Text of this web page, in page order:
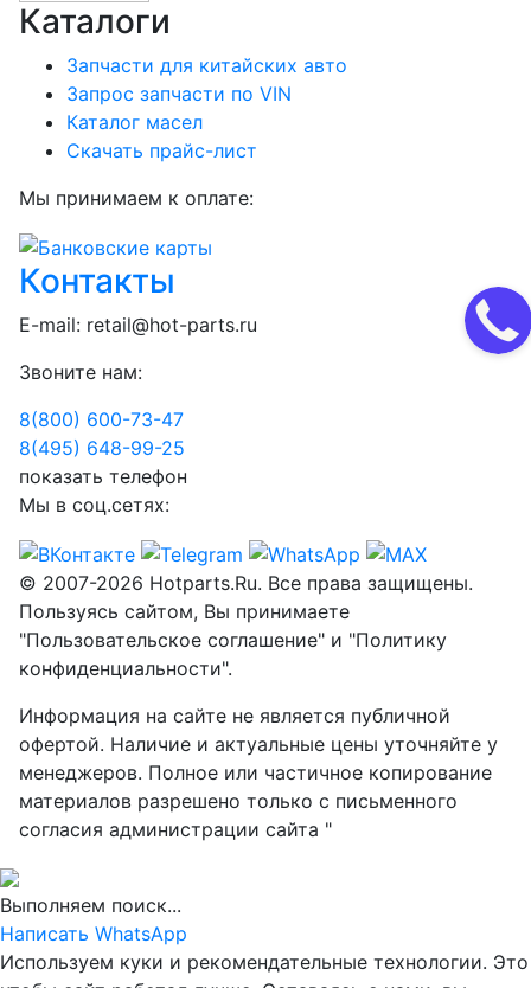
Каталоги
Запчасти для китайских авто
Запрос запчасти по VIN
Каталог масел
Скачать прайс-лист
Мы принимаем к оплате:
Контакты
E-mail: retail@hot-parts.ru
Звоните нам:
8(800) 600-73-47
8(495) 648-99-25
показать телефон
Мы в соц.сетях:
© 2007-2026 Hotparts.Ru. Все права защищены.
Пользуясь сайтом, Вы принимаете
"Пользовательское соглашение" и "Политику
конфиденциальности".
Информация на сайте не является публичной
офертой. Наличие и актуальные цены уточняйте у
менеджеров. Полное или частичное копирование
материалов разрешено только с письменного
согласия администрации сайта "
Выполняем поиск...
Написать WhatsApp
Используем куки и рекомендательные технологии. Это